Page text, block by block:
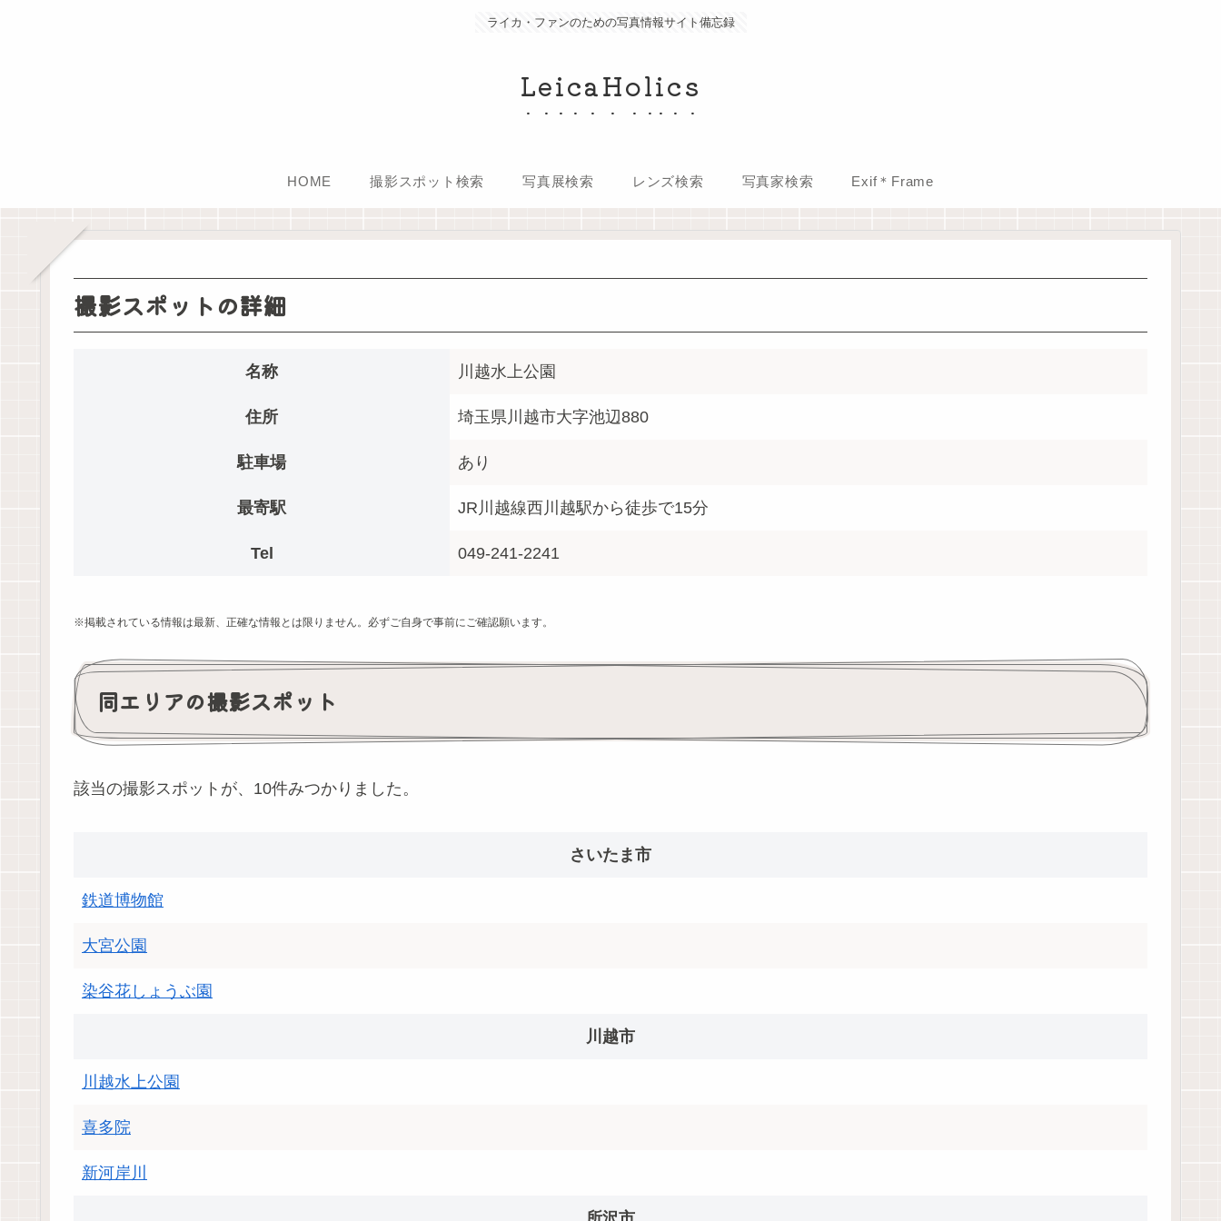
ライカ・ファンのための写真情報サイト備忘録
LeicaHolics
HOME 撮影スポット検索 写真展検索 レンズ検索 写真家検索 Exif＊Frame
撮影スポットの詳細
名称 川越水上公園
住所 埼玉県川越市大字池辺880
駐車場 あり
最寄駅 JR川越線西川越駅から徒歩で15分
Tel 049-241-2241
※掲載されている情報は最新、正確な情報とは限りません。必ずご自身で事前にご確認願います。
同エリアの撮影スポット
該当の撮影スポットが、10件みつかりました。
さいたま市
鉄道博物館
大宮公園
染谷花しょうぶ園
川越市
川越水上公園
喜多院
新河岸川